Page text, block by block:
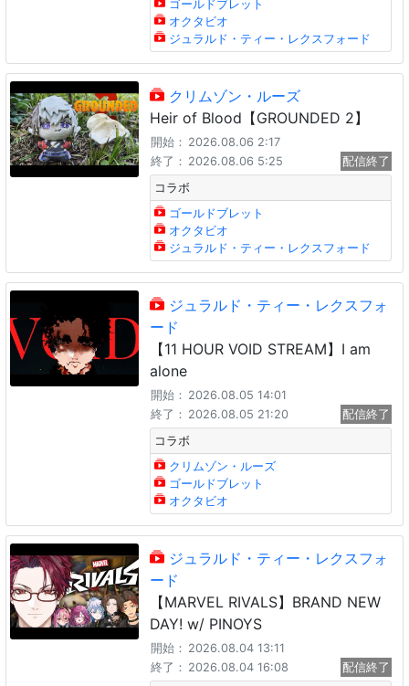
ゴールドブレット
オクタビオ
ジュラルド・ティー・レクスフォード
クリムゾン・ルーズ
Heir of Blood【GROUNDED 2】
開始： 2026.08.06 2:17
終了： 2026.08.06 5:25
配信終了
コラボ
ゴールドブレット
オクタビオ
ジュラルド・ティー・レクスフォード
ジュラルド・ティー・レクスフォ
ード
【11 HOUR VOID STREAM】I am
alone
開始： 2026.08.05 14:01
終了： 2026.08.05 21:20
配信終了
コラボ
クリムゾン・ルーズ
ゴールドブレット
オクタビオ
ジュラルド・ティー・レクスフォ
ード
【MARVEL RIVALS】BRAND NEW
DAY! w/ PINOYS​
開始： 2026.08.04 13:11
終了： 2026.08.04 16:08
配信終了